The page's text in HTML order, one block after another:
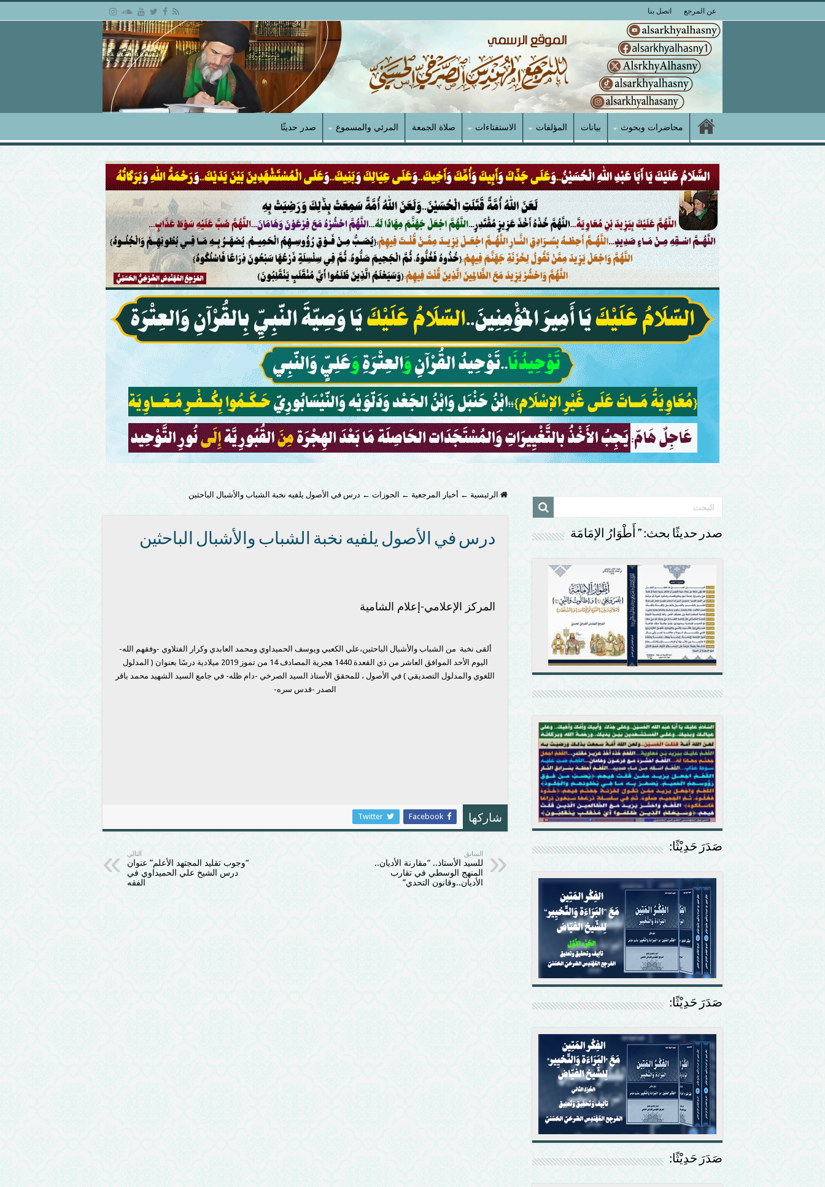
عن المرجع اتصل بنا
محاضرات وبحوث بيانات المؤلفات الاستفتاءات صلاة الجمعة المرئي والمسموع صدر حديثًا
الرئيسية ← أخبار المرجعية ← الحوزات ← درس في الأصول يلفيه نخبة الشباب والأشبال الباحثين
درس في الأصول يلفيه نخبة الشباب والأشبال الباحثين
المركز الإعلامي-إعلام الشامية
ألقى نخبة من الشباب والأشبال الباحثين،علي الكعبي ويوسف الحميداوي ومحمد العابدي وكرار الفتلاوي -وفقهم الله-
اليوم الأحد الموافق العاشر من ذي القعدة 1440 هجرية المصادف 14 من تموز 2019 ميلادية درسًا بعنوان ( المدلول
اللغوي والمدلول التصديقي ) في الأصول ، للمحقق الأستاذ السيد الصرخي -دام ظله- في جامع السيد الشهيد محمد باقر
الصدر -قدس سره-
شاركها Facebook
Twitter
السابق
للسيد الأستاذ.. “مقارنة الأديان..
المنهج الوسطي في تقارب
الأديان..وقانون التحدي”
التالي
“وجوب تقليد المجتهد الأعلم” عنوان
درس الشيخ علي الحميداوي في
الفقه
صدر حديثًا بحث: ” أَطْوَارُ الإمَامَة
صَدَرَ حَدِيْثًا:
صَدَرَ حَدِيْثًا:
صَدَرَ حَدِيْثًا: